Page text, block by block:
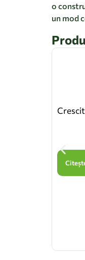
o
un mod